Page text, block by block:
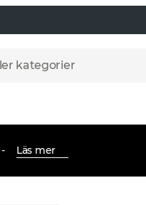
kategorier
Läs mer